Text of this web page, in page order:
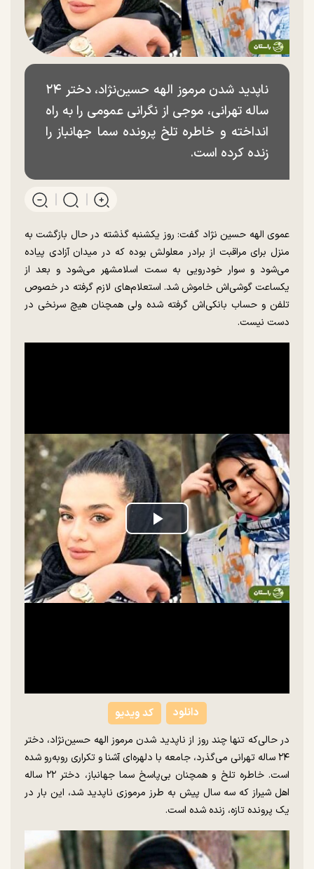
ناپدید شدن مرموز الهه حسین‌نژاد، دختر ۲۴
ساله تهرانی، موجی از نگرانی عمومی را به راه
انداخته و خاطره تلخ پرونده سما جهانباز را
زنده کرده است.
عموی الهه حسین نژاد گفت: روز یکشنبه گذشته در حال بازگشت به
منزل برای مراقبت از برادر معلولش بوده که در میدان آزادی پیاده
می‌شود و سوار خودرویی به سمت اسلامشهر می‌شود و بعد از
یکساعت گوشی‌اش خاموش شد. استعلام‌های لازم گرفته در خصوص
تلفن و حساب بانکی‌اش گرفته شده ولی همچنان هیچ سرنخی در
دست نیست.
Play
Video
کد ویدیو دانلود
در حالی‌که تنها چند روز از ناپدید شدن مرموز الهه حسین‌نژاد، دختر
۲۴ ساله تهرانی می‌گذرد، جامعه با دلهره‌ای آشنا و تکراری رو‌به‌رو شده
است. خاطره تلخ و همچنان بی‌پاسخ سما جهانباز، دختر ۲۲ ساله
اهل شیراز که سه سال پیش به طرز مرموزی ناپدید شد، این بار در
یک پرونده تازه، زنده شده است.